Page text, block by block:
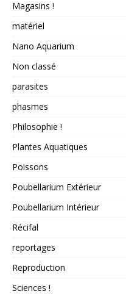
Magasins !
matériel
Nano Aquarium
Non classé
parasites
phasmes
Philosophie !
Plantes Aquatiques
Poissons
Poubellarium Extérieur
Poubellarium Intérieur
Récifal
reportages
Reproduction
Sciences !